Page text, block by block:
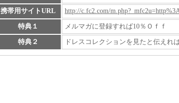
携帯用サイトURL http://c.fc2.com/
特典１ メルマガに登録すれば10％Ｏｆｆ
特典２ ドレスコレクションを見たと伝えれ